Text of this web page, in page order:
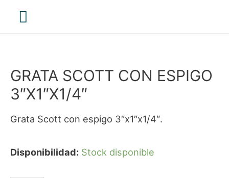
Menú
GRATA SCOTT CON ESPIGO
3″X1″X1/4″
Grata Scott con espigo 3″x1″x1/4″.
Disponibilidad: Stock disponible